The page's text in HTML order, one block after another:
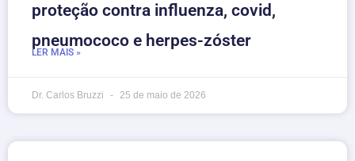
proteção contra influenza, covid,
pneumococo e herpes-zóster
LER MAIS »
Dr. Carlos Bruzzi 25 de maio de 2026